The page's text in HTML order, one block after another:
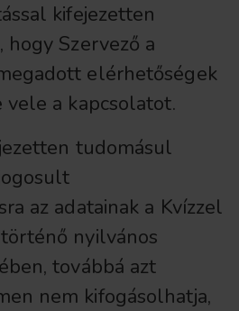
kifejezetten
hogy Szervező a
elérhetőségek
a kapcsolatot.
tudomásul
az adatainak a Kvízzel
nyilvános
továbbá azt
nem kifogásolhatja,